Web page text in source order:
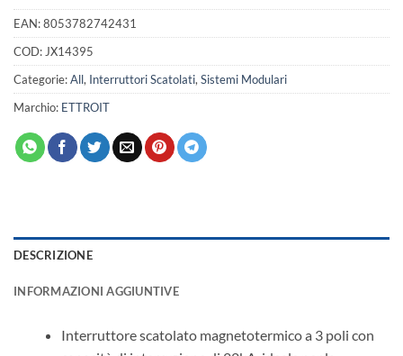
EAN:8053782742431
COD: JX14395
Categorie:All, Interruttori Scatolati, Sistemi Modulari
Marchio: ETTROIT
DESCRIZIONE
INFORMAZIONI AGGIUNTIVE
Interruttore scatolato magnetotermico a 3 poli con